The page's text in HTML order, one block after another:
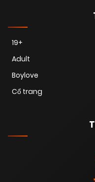
19+
Adult
Boylove
Cổ trang